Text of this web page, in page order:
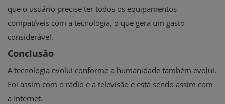
que o usuário precise ter todos os equipamentos
compatíveis com a tecnologia, o que gera um gasto
considerável.
Conclusão
A tecnologia evolui conforme a humanidade também evolui.
Foi assim com o rádio e a televisão e está sendo assim com
a Internet.